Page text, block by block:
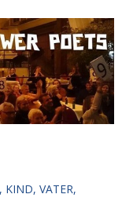
KIND VATER